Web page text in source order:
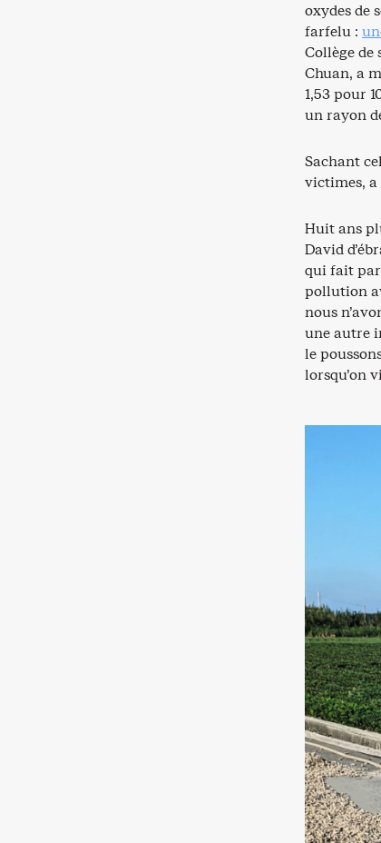
oxydes de
farfelu :
Collège de
Chuan, a
1,53 pour
un rayon
Sachant
victimes, a
Huit ans
David
qui fait
pollution
nous
une autre
le
lorsqu’on